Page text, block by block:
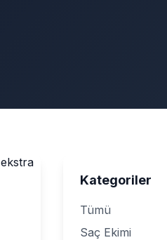
Kategoriler
Tümü
Saç Ekimi